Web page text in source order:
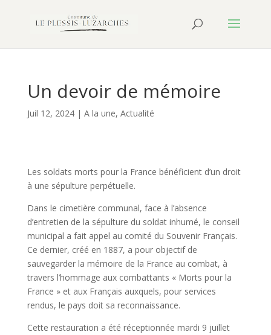
Un devoir de mémoire
Juil 12, 2024| A la une, Actualité
Les soldats morts pour la France bénéficient d’un droit
à une sépulture perpétuelle.
Dans le cimetière communal, face à l’absence
d’entretien de la sépulture du soldat inhumé, le conseil
municipal a fait appel au comité du Souvenir Français.
Ce dernier, créé en 1887, a pour objectif de
sauvegarder la mémoire de la France au combat, à
travers l’hommage aux combattants « Morts pour la
France » et aux Français auxquels, pour services
rendus, le pays doit sa reconnaissance.
Cette restauration a été réceptionnée mardi 9 juillet